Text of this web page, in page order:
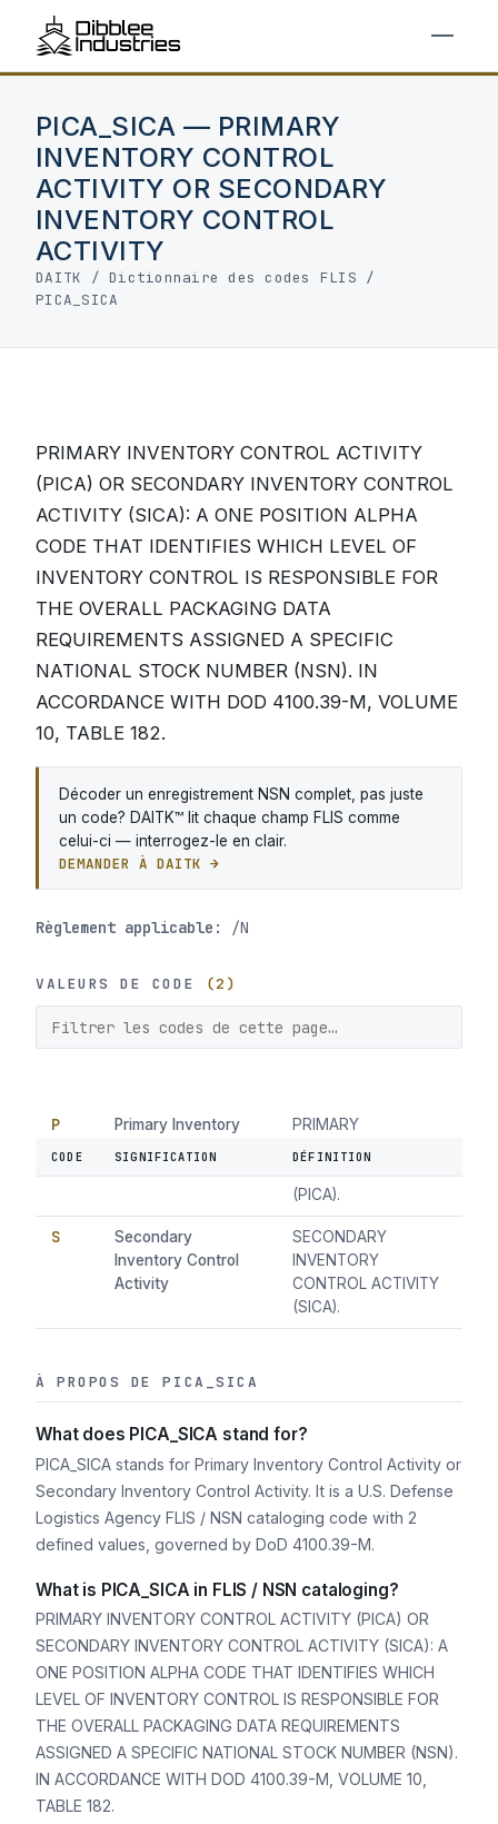
PICA_SICA — PRIMARY
INVENTORY CONTROL
ACTIVITY OR SECONDARY
INVENTORY CONTROL
ACTIVITY
DAITK /Dictionnaire des codes FLIS /
PICA_SICA
PRIMARY INVENTORY CONTROL ACTIVITY
(PICA) OR SECONDARY INVENTORY CONTROL
ACTIVITY (SICA): A ONE POSITION ALPHA
CODE THAT IDENTIFIES WHICH LEVEL OF
INVENTORY CONTROL IS RESPONSIBLE FOR
THE OVERALL PACKAGING DATA
REQUIREMENTS ASSIGNED A SPECIFIC
NATIONAL STOCK NUMBER (NSN). IN
ACCORDANCE WITH DOD 4100.39-M, VOLUME
10, TABLE 182.
Décoder un enregistrement NSN complet, pas juste
un code? DAITK™ lit chaque champ FLIS comme
celui-ci — interrogez-le en clair.
DEMANDER À DAITK →
Règlement applicable: /N
VALEURS DE CODE (2)
CODE SIGNIFICATION DÉFINITION
P
Primary Inventory
Control Activity
PRIMARY
INVENTORY
(PICA).
S
Secondary
Inventory Control
Activity
SECONDARY
INVENTORY
CONTROL ACTIVITY
(SICA).
À PROPOS DE PICA_SICA
What does PICA_SICA stand for?
PICA_SICA stands for Primary Inventory Control Activity or
Secondary Inventory Control Activity. It is a U.S. Defense
Logistics Agency FLIS / NSN cataloging code with 2
defined values, governed by DoD 4100.39-M.
What is PICA_SICA in FLIS / NSN cataloging?
PRIMARY INVENTORY CONTROL ACTIVITY (PICA) OR
SECONDARY INVENTORY CONTROL ACTIVITY (SICA): A
ONE POSITION ALPHA CODE THAT IDENTIFIES WHICH
LEVEL OF INVENTORY CONTROL IS RESPONSIBLE FOR
THE OVERALL PACKAGING DATA REQUIREMENTS
ASSIGNED A SPECIFIC NATIONAL STOCK NUMBER (NSN).
IN ACCORDANCE WITH DOD 4100.39-M, VOLUME 10,
TABLE 182.